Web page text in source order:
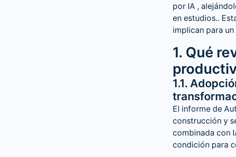
por IA ,
en estudios..
implican para
1. Qué
1.1.
El informe de
construcción y
combinada con
condición para